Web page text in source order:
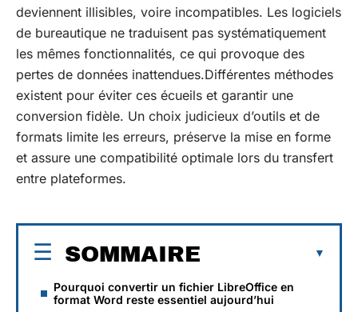
deviennent illisibles, voire incompatibles. Les logiciels
de bureautique ne traduisent pas systématiquement
les mêmes fonctionnalités, ce qui provoque des
pertes de données inattendues.Différentes méthodes
existent pour éviter ces écueils et garantir une
conversion fidèle. Un choix judicieux d’outils et de
formats limite les erreurs, préserve la mise en forme
et assure une compatibilité optimale lors du transfert
entre plateformes.
SOMMAIRE
Pourquoi convertir un fichier LibreOffice en
format Word reste essentiel aujourd’hui